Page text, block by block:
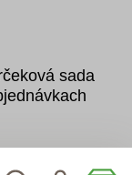
sada